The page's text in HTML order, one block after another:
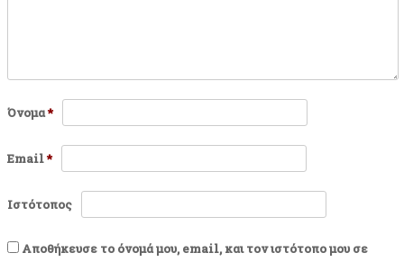
Όνομα*
Email*
Ιστότοπος
Αποθήκευσε το όνομά μου, email, και τον ιστότοπο μου σε